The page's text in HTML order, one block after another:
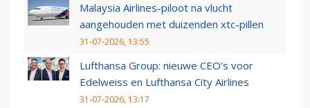
Malaysia Airlines-piloot na vlucht
aangehouden met duizenden xtc-pillen
31-07-2026, 13:55
Lufthansa Group: nieuwe CEO’s voor
Edelweiss en Lufthansa City Airlines
31-07-2026, 13:17